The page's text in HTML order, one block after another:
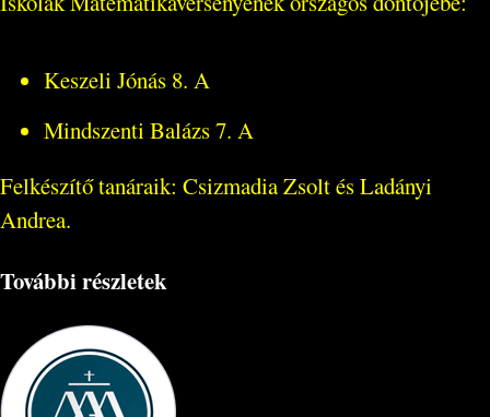
Keszeli Jónás 8. A
Mindszenti Balázs 7. A
Felkészítő tanáraik: Csizmadia Zsolt és Ladányi
Andrea.
További részletek